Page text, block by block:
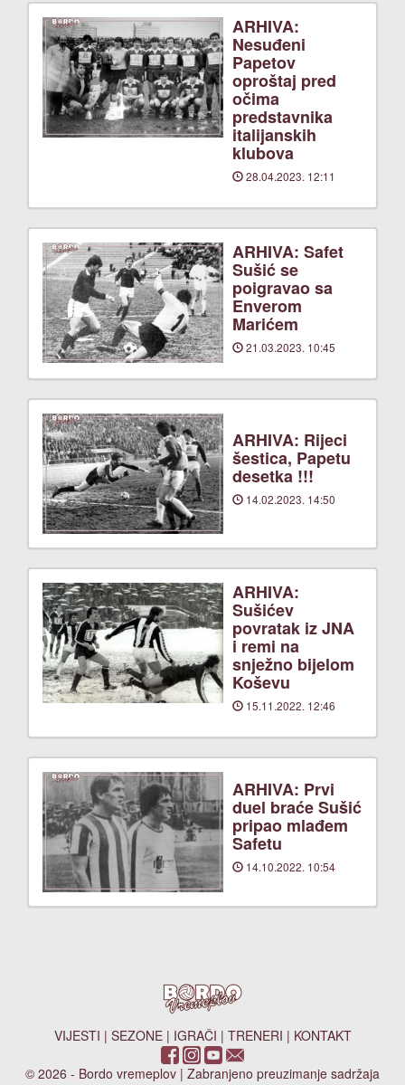
ARHIVA:
Nesuđeni
Papetov
oproštaj pred
očima
predstavnika
italijanskih
klubova
28.04.2023. 12:11
ARHIVA: Safet
Sušić se
poigravao sa
Enverom
Marićem
21.03.2023. 10:45
ARHIVA: Rijeci
šestica, Papetu
desetka !!!
14.02.2023. 14:50
ARHIVA:
Sušićev
povratak iz JNA
i remi na
snježno bijelom
Koševu
15.11.2022. 12:46
ARHIVA: Prvi
duel braće Sušić
pripao mlađem
Safetu
14.10.2022. 10:54
VIJESTI | SEZONE| IGRAČI | TRENERI | KONTAKT
© 2026 - Bordo vremeplov | Zabranjeno preuzimanje sadržaja